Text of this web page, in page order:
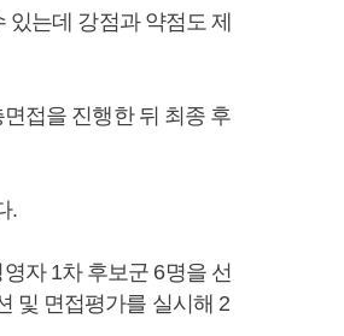
는데 강점과 약점도 제
접을 진행한 뒤 최종 후
.
자 1차 후보군 6명을 선
및 면접평가를 실시해 2